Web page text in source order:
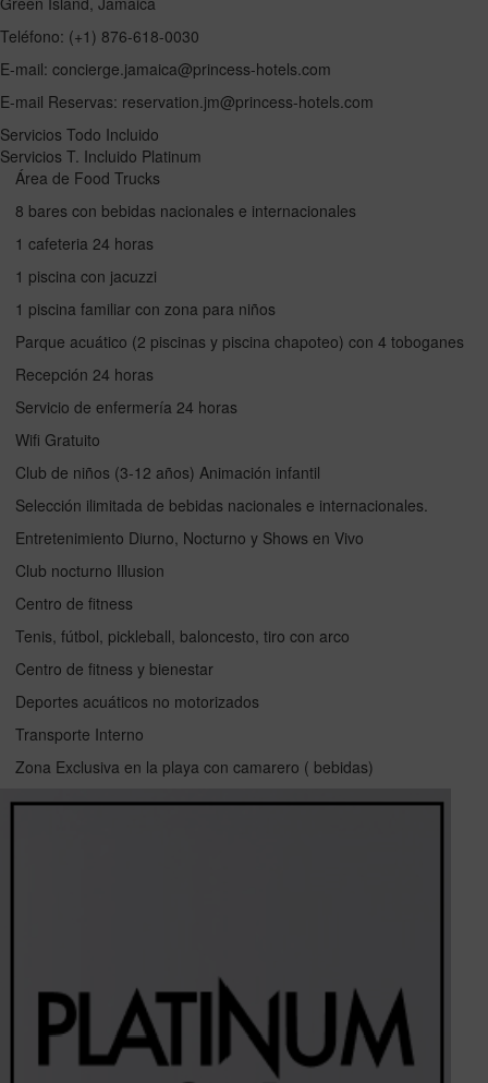
Teléfono: (+1) 876-618-0030
E-mail: concierge.jamaica@princess-hotels.com
E-mail Reservas: reservation.jm@princess-hotels.com
Servicios Todo Incluido
Servicios T. Incluido Platinum
Área de Food Trucks
8 bares con bebidas nacionales e internacionales
1 cafeteria 24 horas
1 piscina con jacuzzi
1 piscina familiar con zona para niños
Parque acuático (2 piscinas y piscina chapoteo) con 4 toboganes
Recepción 24 horas
Servicio de enfermería 24 horas
Wifi Gratuito
Club de niños (3-12 años) Animación infantil
Selección ilimitada de bebidas nacionales e internacionales.
Entretenimiento Diurno, Nocturno y Shows en Vivo
Club nocturno Illusion
Centro de fitness
Tenis, fútbol, pickleball, baloncesto, tiro con arco
Centro de fitness y bienestar
Deportes acuáticos no motorizados
Transporte Interno
Zona Exclusiva en la playa con camarero ( bebidas)